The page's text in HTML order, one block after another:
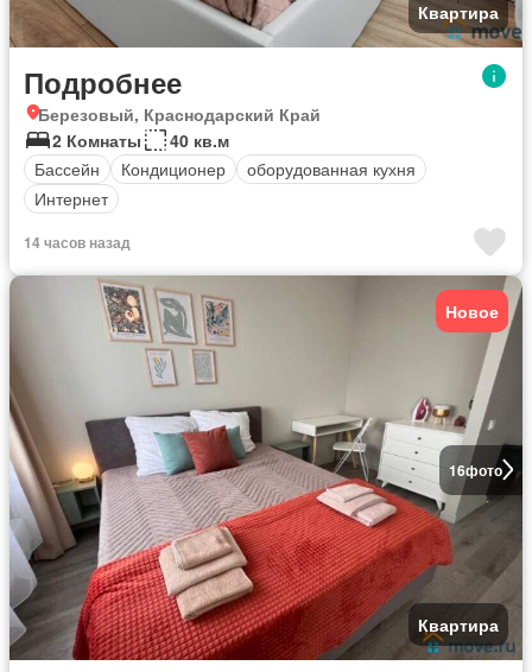
Квартира
Подробнее
Березовый, Краснодарский Край
2 Комнаты
40 кв.м
Бассейн
Кондиционер
оборудованная кухня
Интернет
14 часов назад
16фото
Новое
Квартира